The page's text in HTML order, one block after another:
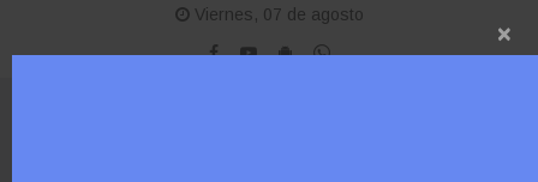
Viernes, 07 de agosto
×